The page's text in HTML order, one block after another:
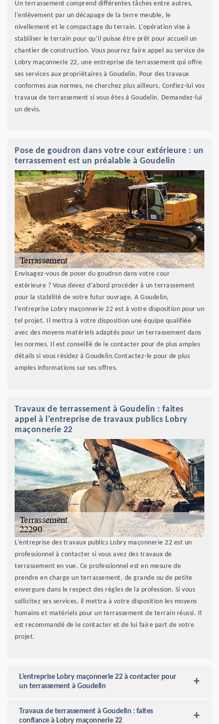
Un terrassement comprend différentes tâches entre autres,
l’enlèvement par un décapage de la terre meuble, le
nivellement et le compactage du terrain. L’opération vise à
stabiliser le terrain pour qu’il puisse être prêt pour accueil un
chantier de construction. Vous pourrez faire appel au service de
Lobry maçonnerie 22, une entreprise de terrassement qui offre
ses services aux propriétaires à Goudelin. Pour des travaux
conformes aux normes, ne cherchez plus ailleurs. Confiez-lui vos
travaux de terrassement si vous êtes à Goudelin. Demandez-lui
un devis.
Pose de goudron dans votre cour extérieure : un
terrassement est un préalable à Goudelin
Envisagez-vous de poser du goudron dans votre cour
extérieure ? Vous devez d’abord procéder à un terrassement
pour la stabilité de votre futur ouvrage. A Goudelin,
l’entreprise Lobry maçonnerie 22 est à votre disposition pour un
tel projet. Il mettra à votre disposition une équipe qualifiée
avec des moyens matériels adaptés pour un terrassement dans
les normes. Il est conseillé de le contacter pour de plus amples
détails si vous résidez à Goudelin.Contactez-le pour de plus
amples informations sur ses offres.
Travaux de terrassement à Goudelin : faites
appel à l’entreprise de travaux publics Lobry
maçonnerie 22
L’entreprise des travaux publics Lobry maçonnerie 22 est un
professionnel à contacter si vous avez des travaux de
terrassement en vue. Ce professionnel est en mesure de
prendre en charge un terrassement, de grande ou de petite
envergure dans le respect des règles de la profession. Si vous
sollicitez ses services, il mettra à votre disposition les moyens
humains et matériels pour un terrassement de terrain réussi. Il
est recommandé de le contacter et de lui faire part de votre
projet.
L’entreprise Lobry maçonnerie 22 à contacter pour
un terrassement à Goudelin
Travaux de terrassement à Goudelin : faites
confiance à Lobry maçonnerie 22